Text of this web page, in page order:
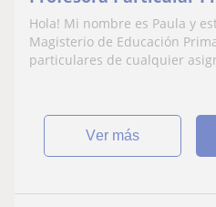
Hola! Mi nombre es Paula y
Magisterio de Educación
particulares de cualquier
ver más